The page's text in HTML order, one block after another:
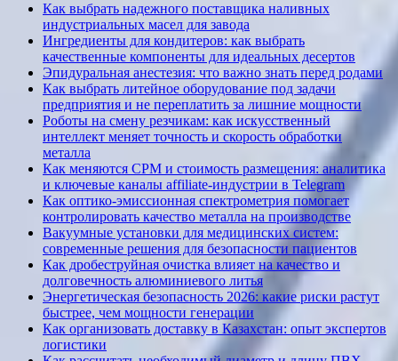
Как выбрать надежного поставщика наливных
индустриальных масел для завода
Ингредиенты для кондитеров: как выбрать
качественные компоненты для идеальных десертов
Эпидуральная анестезия: что важно знать перед родами
Как выбрать литейное оборудование под задачи
предприятия и не переплатить за лишние мощности
Роботы на смену резчикам: как искусственный
интеллект меняет точность и скорость обработки
металла
Как меняются CPM и стоимость размещения: аналитика
и ключевые каналы affiliate-индустрии в Telegram
Как оптико-эмиссионная спектрометрия помогает
контролировать качество металла на производстве
Вакуумные установки для медицинских систем:
современные решения для безопасности пациентов
Как дробеструйная очистка влияет на качество и
долговечность алюминиевого литья
Энергетическая безопасность 2026: какие риски растут
быстрее, чем мощности генерации
Как организовать доставку в Казахстан: опыт экспертов
логистики